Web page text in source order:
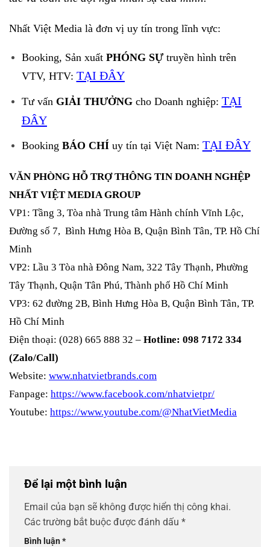
Nhất Việt Media là đơn vị uy tín trong lĩnh vực:
Booking, Sản xuất PHÓNG SỰtruyền hình trên
VTV, HTV: TẠI ĐÂY
Tư vấn GIẢI THƯỞNGcho Doanh nghiệp: TẠI
ĐÂY
Booking BÁO CHÍuy tín tại Việt Nam: TẠI ĐÂY
VĂN PHÒNG HỖ TRỢ THÔNG TIN DOANH NGHỆP
NHẤT VIỆT MEDIA GROUP
VP1: Tầng 3, Tòa nhà Trung tâm Hành chính Vĩnh Lộc,
Đường số 7, Bình Hưng Hòa B, Quận Bình Tân, TP. Hồ Chí
Minh
VP2: Lầu 3 Tòa nhà Đông Nam, 322 Tây Thạnh, Phường
Tây Thạnh, Quận Tân Phú, Thành phố Hồ Chí Minh
VP3: 62 đường 2B, Bình Hưng Hòa B, Quận Bình Tân, TP.
Hồ Chí Minh
Điện thoại: (028) 665 888 32 – Hotline: 098 7172 334
(Zalo/Call)
Website: www.nhatvietbrands.com
Fanpage: https://www.facebook.com/nhatvietpr/
Youtube: https://www.youtube.com/@NhatVietMedia
Để lại một bình luận
Email của bạn sẽ không được hiển thị công khai.
Các trường bắt buộc được đánh dấu *
Bình luận*